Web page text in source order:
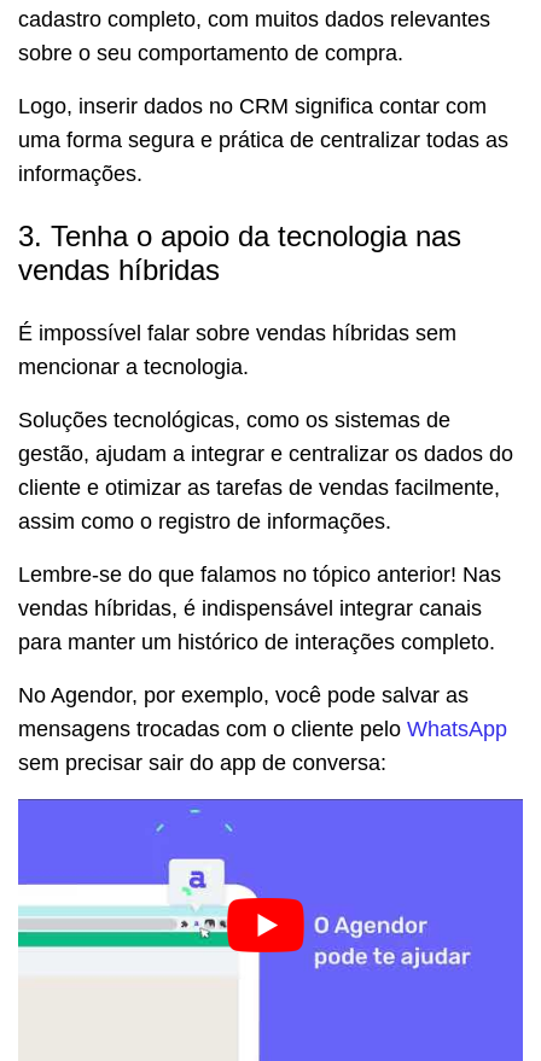
cadastro completo, com muitos dados relevantes
sobre o seu comportamento de compra.
Logo, inserir dados no CRM significa contar com
uma forma segura e prática de centralizar todas as
informações.
3. Tenha o apoio da tecnologia nas
vendas híbridas
É impossível falar sobre vendas híbridas sem
mencionar a tecnologia.
Soluções tecnológicas, como os sistemas de
gestão, ajudam a integrar e centralizar os dados do
cliente e otimizar as tarefas de vendas facilmente,
assim como o registro de informações.
Lembre-se do que falamos no tópico anterior! Nas
vendas híbridas, é indispensável integrar canais
para manter um histórico de interações completo.
No Agendor, por exemplo, você pode salvar as
mensagens trocadas com o cliente pelo WhatsApp
sem precisar sair do app de conversa: